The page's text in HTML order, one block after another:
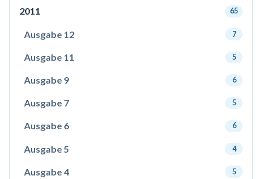
2011 65
Ausgabe 12 7
Ausgabe 11 5
Ausgabe 9 6
Ausgabe 7 5
Ausgabe 6 6
Ausgabe 5 4
Ausgabe 4 5